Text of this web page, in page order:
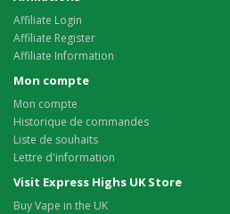
Affiliate Login
Affiliate Register
Affiliate Information
Mon compte
Mon compte
Historique de commandes
Liste de souhaits
Lettre d'information
Visit Express Highs UK Store
Buy Vape in the UK